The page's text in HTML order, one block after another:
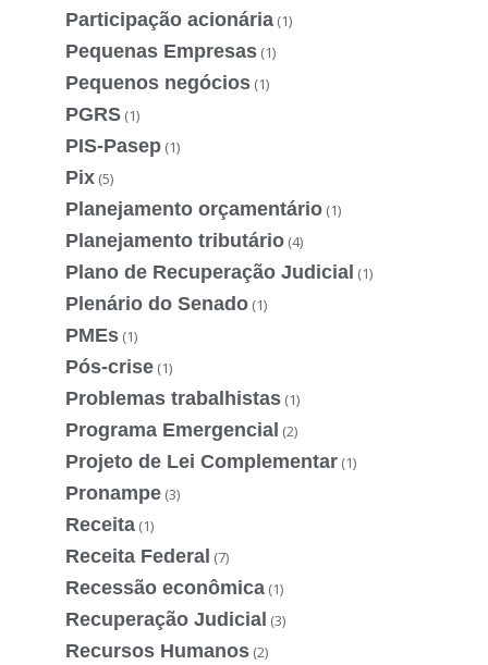
Participação acionária (1)
Pequenas Empresas (1)
Pequenos negócios (1)
PGRS (1)
PIS-Pasep (1)
Pix (5)
Planejamento orçamentário (1)
Planejamento tributário (4)
Plano de Recuperação Judicial (1)
Plenário do Senado (1)
PMEs (1)
Pós-crise (1)
Problemas trabalhistas (1)
Programa Emergencial (2)
Projeto de Lei Complementar (1)
Pronampe (3)
Receita (1)
Receita Federal (7)
Recessão econômica (1)
Recuperação Judicial (3)
Recursos Humanos (2)